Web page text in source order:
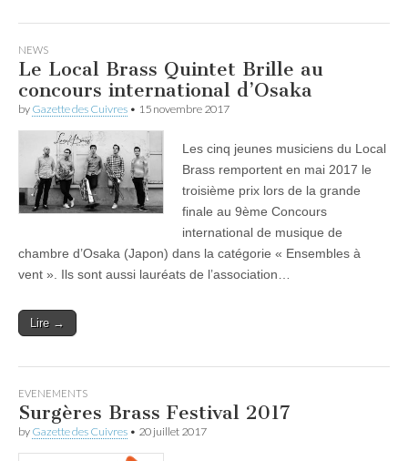
NEWS
Le Local Brass Quintet Brille au
concours international d’Osaka
by Gazette des Cuivres • 15 novembre 2017
Les cinq jeunes musiciens du Local
Brass remportent en mai 2017 le
troisième prix lors de la grande
finale au 9ème Concours
international de musique de
chambre d’Osaka (Japon) dans la catégorie « Ensembles à
vent ». Ils sont aussi lauréats de l’association…
Lire →
EVENEMENTS
Surgères Brass Festival 2017
by Gazette des Cuivres • 20 juillet 2017